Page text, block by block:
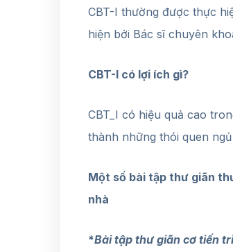
CBT-I thường được thực
hiện bởi Bác sĩ chuyên
CBT-I có lợi ích gì?
CBT_I có hiệu quả cao
thành những thói quen
Một số bài tập thư giãn
nhà
*Bài tập thư giãn cơ tiến